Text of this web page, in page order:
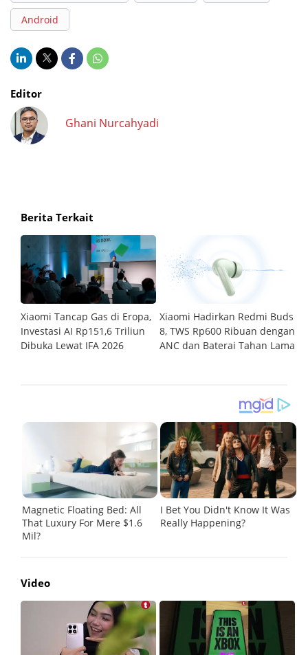
Android
Editor
Ghani Nurcahyadi
Berita Terkait
Xiaomi Tancap Gas di Eropa,
Investasi AI Rp151,6 Triliun
Dibuka Lewat IFA 2026
Xiaomi Hadirkan Redmi Buds
8, TWS Rp600 Ribuan dengan
ANC dan Baterai Tahan Lama
Video